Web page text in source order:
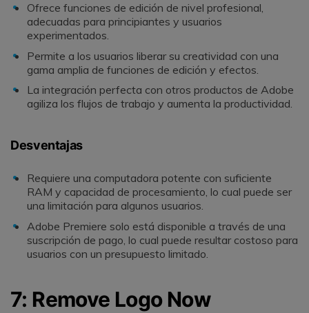
Ofrece funciones de edición de nivel profesional,
adecuadas para principiantes y usuarios
experimentados.
Permite a los usuarios liberar su creatividad con una
gama amplia de funciones de edición y efectos.
La integración perfecta con otros productos de Adobe
agiliza los flujos de trabajo y aumenta la productividad.
Desventajas
Requiere una computadora potente con suficiente
RAM y capacidad de procesamiento, lo cual puede ser
una limitación para algunos usuarios.
Adobe Premiere solo está disponible a través de una
suscripción de pago, lo cual puede resultar costoso para
usuarios con un presupuesto limitado.
7: Remove Logo Now